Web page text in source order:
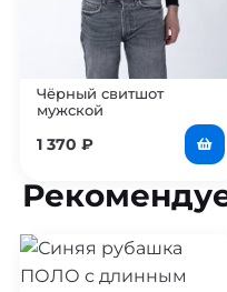
Чёрный свитшот
мужской
1 370 ₽